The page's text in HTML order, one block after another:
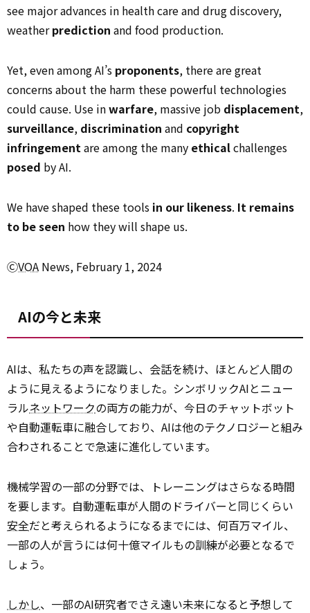
see major advances in health care and drug discovery,
weatherprediction and food production.
Yet, even among AI’s proponents, there are great
concerns about the harm these powerful technologies
could cause. Use inwarfare, massive job displacement,
surveillance, discrimination and copyright
infringementare among the many ethicalchallenges
posed by AI.
We have shaped these tools in our likeness. It remains
to be seen how they will shape us.
ⒸVOA News, February 1, 2024
AIの今と未来
AIは、私たちの声を認識し、会話を続け、ほとんど人間の
ように見えるようになりました。シンボリックAIとニュー
ラルネットワークの両方の能力が、今日のチャットボット
や自動運転車に融合しており、AIは他のテクノロジーと組み
合わされることで急速に進化しています。
機械学習の一部の分野では、トレーニングはさらなる時間
を要します。自動運転車が人間のドライバーと同じくらい
安全だと考えられるようになるまでには、何百万マイル、
一部の人が言うには何十億マイルもの訓練が必要となるで
しょう。
しかし、一部のAI研究者でさえ遠い未来になると予想して